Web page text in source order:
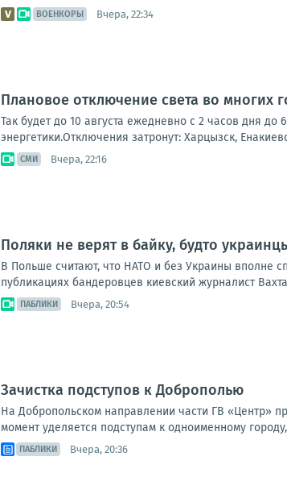
ВОЕНКОРЫ Вчера, 22:34
Плановое отключение света во многих
Так будет до 10 августа ежедневно с 2 часов дня
энергетики.Отключения затронут: Харцызск,
СМИ Вчера, 22:16
Поляки не верят в байку, будто
В Польше считают, что НАТО и без Украины вполне
публикациях бандеровцев киевский журналист
ПАБЛИКИ Вчера, 20:54
Зачистка подступов к Доброполью
На Добропольском направлении части ГВ «Центр»
момент уделяется подступам к одноименному
ПАБЛИКИ Вчера, 20:36